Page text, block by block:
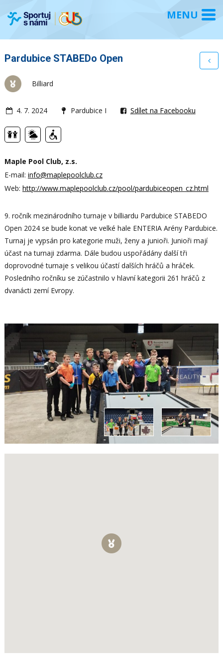
Pardubice STABEDo Open
Billiard
4. 7. 2024 Pardubice I Sdílet na Facebooku
Maple Pool Club, z.s.
E-mail: info@maplepoolclub.cz
Web: http://www.maplepoolclub.cz/pool/pardubiceopen_cz.html
9. ročník mezinárodního turnaje v billiardu Pardubice STABEDO
Open 2024 se bude konat ve velké hale ENTERIA Arény Pardubice.
Turnaj je vypsán pro kategorie muži, ženy a junioři. Junioři mají
účast na turnaji zdarma. Dále budou uspořádány další tři
doprovodné turnaje s velikou účastí dalších hráčů a hráček.
Posledního ročníku se zúčastnilo v hlavní kategorii 261 hráčů z
dvanácti zemí Evropy.